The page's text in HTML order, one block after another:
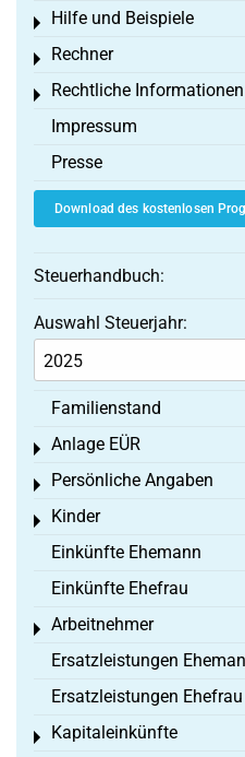
Hilfe und Beispiele
Toggle menu
Rechner
Toggle menu
Rechtliche Informationen
Toggle menu
Impressum
Presse
Download des kostenlosen
Steuerhandbuch:
Auswahl Steuerjahr:
Familienstand
Anlage EÜR
Toggle menu
Persönliche Angaben
Toggle menu
Kinder
Toggle menu
Einkünfte Ehemann
Einkünfte Ehefrau
Arbeitnehmer
Toggle menu
Ersatzleistungen
Ersatzleistungen Ehefrau
Kapitaleinkünfte
Toggle menu